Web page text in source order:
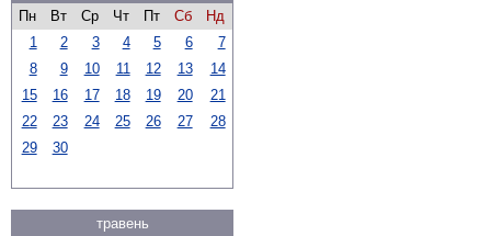
Пн
Вт Ср Чт Пт Сб
Нд
1
2 3 4 5 6
7
8
9 10 11 12 13
14
15
16 17 18 19 20
21
22
23 24 25 26 27
28
29
30
травень